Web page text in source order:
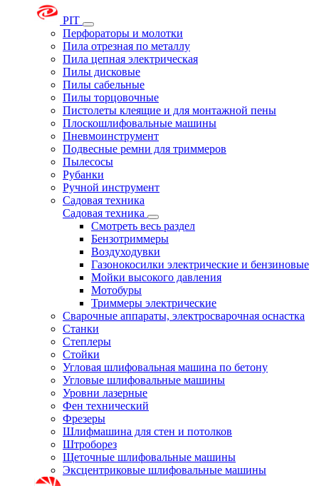
PIT
Перфораторы и молотки
Пила отрезная по металлу
Пила цепная электрическая
Пилы дисковые
Пилы сабельные
Пилы торцовочные
Пистолеты клеящие и для монтажной пены
Плоскошлифовальные машины
Пневмоинструмент
Подвесные ремни для триммеров
Пылесосы
Рубанки
Ручной инструмент
Садовая техника
Садовая техника
Смотреть весь раздел
Бензотриммеры
Воздуходувки
Газонокосилки электрические и бензиновые
Мойки высокого давления
Мотобуры
Триммеры электрические
Сварочные аппараты, электросварочная оснастка
Станки
Степлеры
Стойки
Угловая шлифовальная машина по бетону
Угловые шлифовальные машины
Уровни лазерные
Фен технический
Фрезеры
Шлифмашина для стен и потолков
Штроборез
Щеточные шлифовальные машины
Эксцентриковые шлифовальные машины